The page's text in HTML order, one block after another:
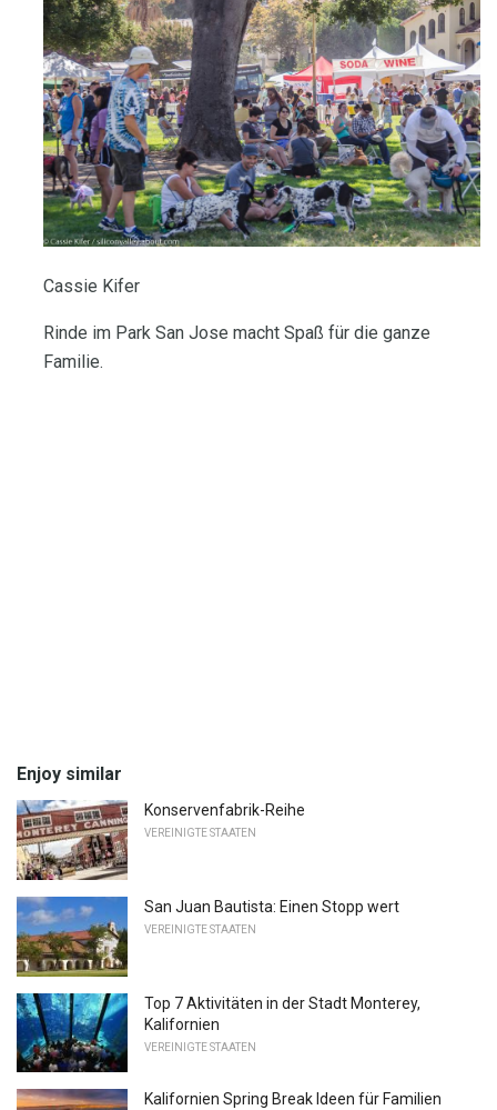
Cassie Kifer
Rinde im Park San Jose macht Spaß für die ganze
Familie.
Enjoy similar
Konservenfabrik-Reihe
VEREINIGTE STAATEN
San Juan Bautista: Einen Stopp wert
VEREINIGTE STAATEN
Top 7 Aktivitäten in der Stadt Monterey,
Kalifornien
VEREINIGTE STAATEN
Kalifornien Spring Break Ideen für Familien